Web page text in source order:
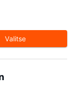
Valitse